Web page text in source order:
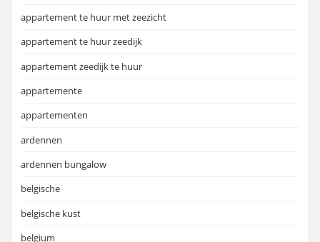
appartement te huur met zeezicht
appartement te huur zeedijk
appartement zeedijk te huur
appartemente
appartementen
ardennen
ardennen bungalow
belgische
belgische kust
belgium